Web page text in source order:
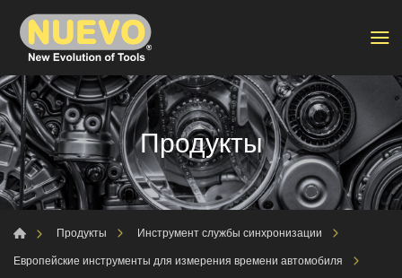
Продукты
Продукты
Инструмент службы синхронизации
Европейские инструменты для измерения времени автомобиля